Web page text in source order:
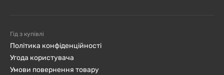
Гід з купівлі
Політика конфіденційності
Угода користувача
Умови повернення товару